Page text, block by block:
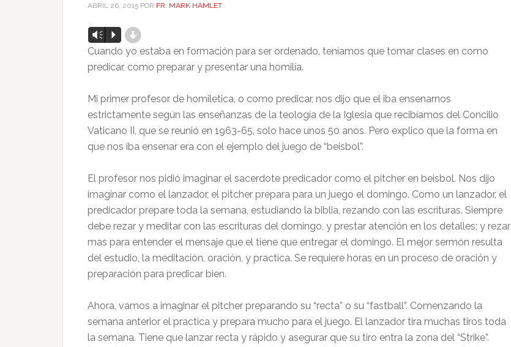
ABRIL 26, 2015 POR FR. MARK HAMLET
Reproductor
de
audio
Vm P d
Cuando yo estaba en formación para ser ordenado, teníamos que tomar clases en como
predicar, como preparar y presentar una homilía.
Mi primer profesor de homiletica, o como predicar, nos dijo que el iba ensenarnos
estrictamente según las enseñanzas de la teología de la Iglesia que recibíamos del Concilio
Vaticano II, que se reunió en 1963-65, solo hace unos 50 anos. Pero explico que la forma en
que nos iba ensenar era con el ejemplo del juego de “beisbol”.
El profesor nos pidió imaginar el sacerdote predicador como el pitcher en beisbol. Nos dijo
imaginar como el lanzador, el pitcher prepara para un juego el domingo. Como un lanzador, el
predicador prepare toda la semana, estudiando la biblia, rezando con las escrituras. Siempre
debe rezar y meditar con las escrituras del domingo, y prestar atención en los detalles; y rezar
mas para entender el mensaje que el tiene que entregar el domingo. El mejor sermón resulta
del estudio, la meditación, oración, y practica. Se requiere horas en un proceso de oración y
preparación para predicar bien.
Ahora, vamos a imaginar el pitcher preparando su “recta” o su “fastball”. Comenzando la
semana anterior el practica y prepara mucho para el juego. El lanzador tira muchas tiros toda
la semana. Tiene que lanzar recta y rápido y asegurar que su tiro entra la zona del “Strike”.